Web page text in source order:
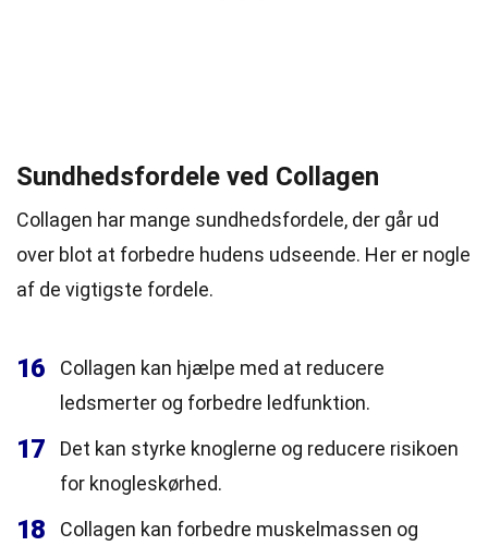
Sundhedsfordele ved Collagen
Collagen har mange sundhedsfordele, der går ud
over blot at forbedre hudens udseende. Her er nogle
af de vigtigste fordele.
16
Collagen kan hjælpe med at reducere
ledsmerter og forbedre ledfunktion.
17
Det kan styrke knoglerne og reducere risikoen
for knogleskørhed.
18
Collagen kan forbedre muskelmassen og